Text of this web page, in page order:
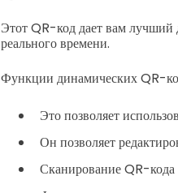
Этот QR-код дает вам
реального времени.
Функции динамических QR-
Это позволяет
Он позволяет
Сканирование QR-кода